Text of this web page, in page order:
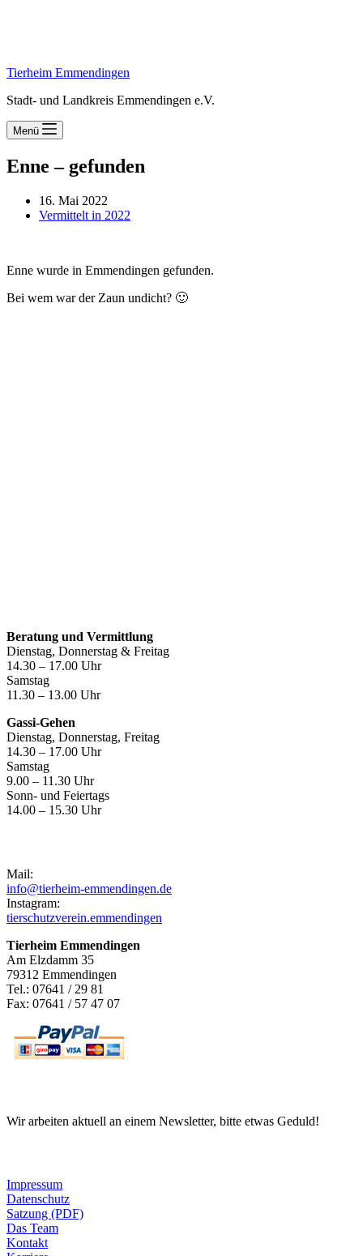
Tierheim Emmendingen
Stadt- und Landkreis Emmendingen e.V.
Menü
Enne – gefunden
16. Mai 2022
Vermittelt in 2022
Enne wurde in Emmendingen gefunden.
Bei wem war der Zaun undicht? 🙂
Beratung und Vermittlung
Dienstag, Donnerstag & Freitag
14.30 – 17.00 Uhr
Samstag
11.30 – 13.00 Uhr
Gassi-Gehen
Dienstag, Donnerstag, Freitag
14.30 – 17.00 Uhr
Samstag
9.00 – 11.30 Uhr
Sonn- und Feiertags
14.00 – 15.30 Uhr
Mail:
info@tierheim-emmendingen.de
Instagram:
tierschutzverein.emmendingen
Tierheim Emmendingen
Am Elzdamm 35
79312 Emmendingen
Tel.: 07641 / 29 81
Fax: 07641 / 57 47 07
Wir arbeiten aktuell an einem Newsletter, bitte etwas Geduld!
Impressum
Datenschutz
Satzung (PDF)
Das Team
Kontakt